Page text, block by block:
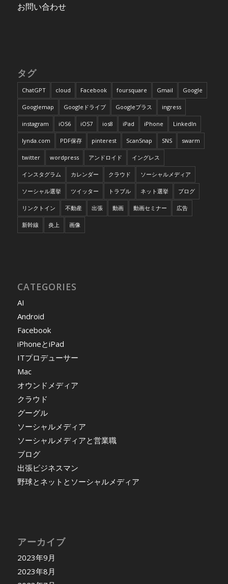
お問い合わせ
タグ
ChatGPT cloud Facebook foursquare Gmail Google
Googlemap Googleドライブ Googleプラス ingress
instagram iOS6 iOS7 ios8 iPad iPhone LinkedIn
lynda.com PDF保存 pinterest ScanSnap SNS swarm
twitter wordpress アンドロイド イングレス
インスタグラム カレンダー クラウド ソーシャルメディア
ソーシャル選挙 ツイッター トラブル ネット選挙 ブログ
リンクトイン 不動産 出張 動画 動画セミナー 広告
新幹線 炎上 画像
CATEGORIES
AI
Android
Facebook
iPhoneとiPad
ITプロデューサー
Mac
オウンドメディア
クラウド
グーグル
ソーシャルメディア
ソーシャルメディアと営業職
ブログ
出張ビジネスマン
野球とネットとソーシャルメディア
アーカイブ
2023年9月
2023年8月